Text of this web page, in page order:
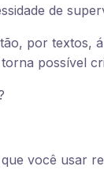
de
por textos,
possível
você usar